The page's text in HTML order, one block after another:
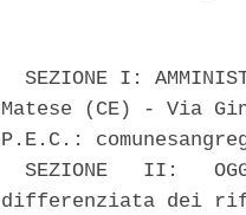
SEZIONE I:
Matese (CE) - Via
P.E.C.:
SEZIONE   II:
differenziata dei